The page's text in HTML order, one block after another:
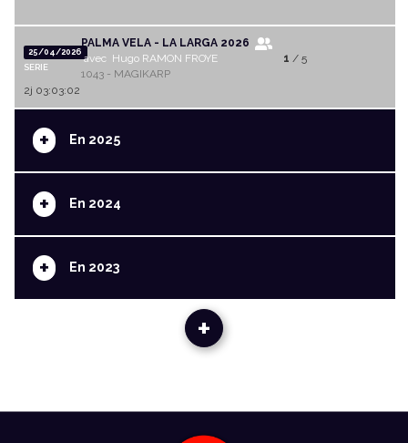
25/04/2026
SERIE
PALMA VELA - LA LARGA 2026
avec Hugo RAMON FROYE
1043 - MAGIKARP
1 / 5
2j 03:03:02
+ En 2025
+ En 2024
+ En 2023
+